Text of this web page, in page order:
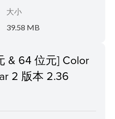
大小
39.58 MB
& 64 位元] Color
2 版本 2.36